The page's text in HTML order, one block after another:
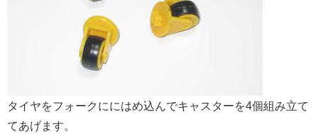
タイヤをフォークににはめ込んでキャスターを4個組み立て
てあげます。